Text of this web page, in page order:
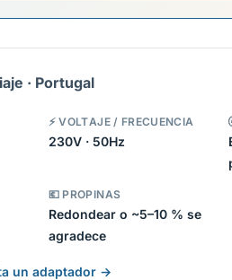
· Portugal
⚡ VOLTAJE / FRECUENCIA
230V · 50Hz
💶 PROPINAS
Redondear o ~5–10 % se
agradece
un adaptador →